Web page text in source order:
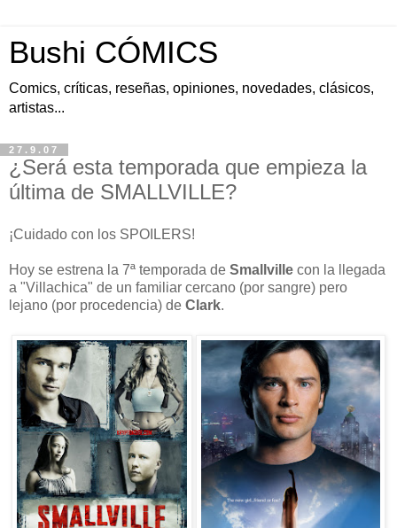
Bushi CÓMICS
Comics, críticas, reseñas, opiniones, novedades, clásicos,
artistas...
27.9.07
¿Será esta temporada que empieza la
última de SMALLVILLE?
¡Cuidado con los SPOILERS!
Hoy se estrena la 7ª temporada de Smallville con la llegada
a "Villachica" de un familiar cercano (por sangre) pero
lejano (por procedencia) de Clark.